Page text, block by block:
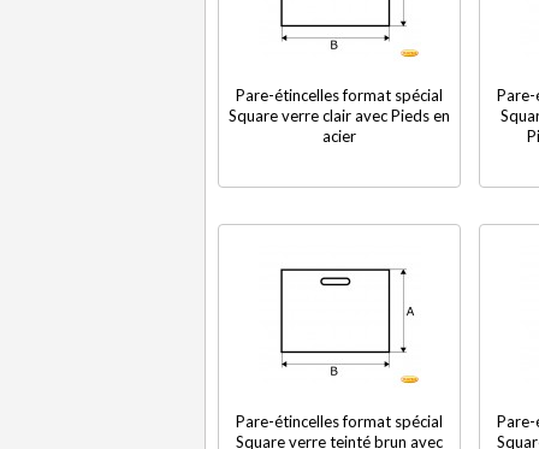
Pare-étincelles format spécial
Square verre clair avec Pieds en
acier
Pare-étincelles format spécial
Square verre teinté brun avec